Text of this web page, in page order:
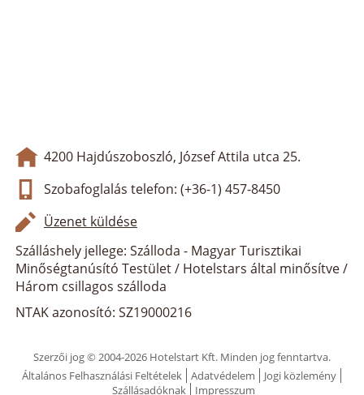
4200 Hajdúszoboszló, József Attila utca 25.
Szobafoglalás telefon: (+36-1) 457-8450
Üzenet küldése
Szálláshely jellege: Szálloda - Magyar Turisztikai
Minőségtanúsító Testület / Hotelstars által minősítve /
Három csillagos szálloda
NTAK azonosító: SZ19000216
Szerzői jog © 2004-2026 Hotelstart Kft. Minden jog fenntartva.
Általános Felhasználási Feltételek
Adatvédelem
Jogi közlemény
Szállásadóknak
Impresszum